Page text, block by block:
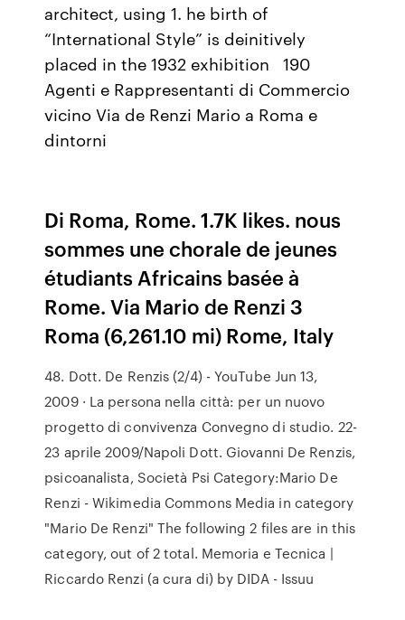
architect, using 1. he birth of
“International Style” is deinitively
placed in the 1932 exhibition 190
Agenti e Rappresentanti di Commercio
vicino Via de Renzi Mario a Roma e
dintorni
Di Roma, Rome. 1.7K likes. nous
sommes une chorale de jeunes
étudiants Africains basée à
Rome. Via Mario de Renzi 3
Roma (6,261.10 mi) Rome, Italy
48. Dott. De Renzis (2/4) - YouTube Jun 13,
2009 · La persona nella città: per un nuovo
progetto di convivenza Convegno di studio. 22-
23 aprile 2009/Napoli Dott. Giovanni De Renzis,
psicoanalista, Società Psi Category:Mario De
Renzi - Wikimedia Commons Media in category
"Mario De Renzi" The following 2 files are in this
category, out of 2 total. Memoria e Tecnica |
Riccardo Renzi (a cura di) by DIDA - Issuu